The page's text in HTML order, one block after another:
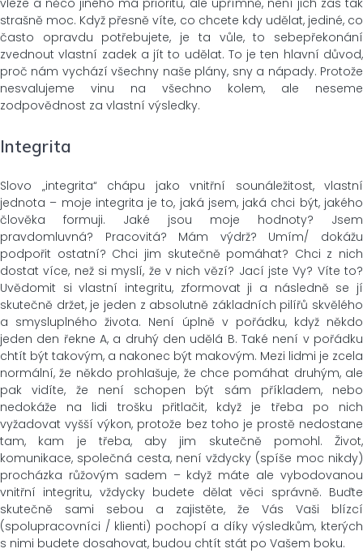
vleze a něco jiného má prioritu, ale upřímně, není jich zas tak
strašně moc. Když přesně víte, co chcete kdy udělat, jediné, co
často opravdu potřebujete, je ta vůle, to sebepřekonání
zvednout vlastní zadek a jít to udělat. To je ten hlavní důvod,
proč nám vychází všechny naše plány, sny a nápady. Protože
nesvalujeme vinu na všechno kolem, ale neseme
zodpovědnost za vlastní výsledky.
Integrita
Slovo „integrita“ chápu jako vnitřní sounáležitost, vlastní
jednota – moje integrita je to, jaká jsem, jaká chci být, jakého
člověka formuji. Jaké jsou moje hodnoty? Jsem
pravdomluvná? Pracovitá? Mám výdrž? Umím/ dokážu
podpořit ostatní? Chci jim skutečně pomáhat? Chci z nich
dostat více, než si myslí, že v nich vězí? Jací jste Vy? Víte to?
Uvědomit si vlastní integritu, zformovat ji a následně se jí
skutečně držet, je jeden z absolutně základních pilířů skvělého
a smysluplného života. Není úplně v pořádku, když někdo
jeden den řekne A, a druhý den udělá B. Také není v pořádku
chtít být takovým, a nakonec být makovým. Mezi lidmi je zcela
normální, že někdo prohlašuje, že chce pomáhat druhým, ale
pak vidíte, že není schopen být sám příkladem, nebo
nedokáže na lidi trošku přitlačit, když je třeba po nich
vyžadovat vyšší výkon, protože bez toho je prostě nedostane
tam, kam je třeba, aby jim skutečně pomohl. Život,
komunikace, společná cesta, není vždycky (spíše moc nikdy)
procházka růžovým sadem – když máte ale vybodovanou
vnitřní integritu, vždycky budete dělat věci správně. Buďte
skutečně sami sebou a zajistěte, že Vás Vaši blízcí
(spolupracovníci / klienti) pochopí a díky výsledkům, kterých
s nimi budete dosahovat, budou chtít stát po Vašem boku.